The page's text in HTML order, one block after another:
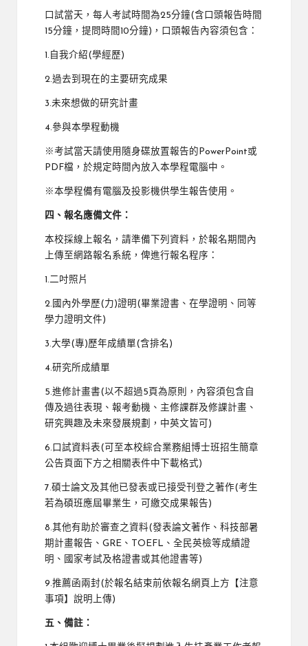
口試當天，每人考試時間為25分鐘(含口頭報告時間
15分鐘，提問時間10分鐘)，口頭報告內容須包含：
1.自我介紹(學經歷)
2.過去到現在的主要研究成果
3.未來想做的研究計畫
4.參與本學程動機
※考試當天請使用隨身碟放置報告的PowerPoint或
PDF檔，於規定時間內放入本學程電腦中。
※本學程備有電腦及投影機供學生報告使用。
四、報名應備文件：
本校採線上報名，請準備下列資料，於報名期間內
上傳至網路報名系統，俾進行報名程序：
1.二吋照片
2.國內外學歷(力)證明(畢業證書、在學證明、同等
學力證明文件)
3.大學(專)歷年成績單(含排名)
4.研究所成績單
5.進修計畫書(以不超過5頁為原則，內容須包含自
傳及過往表現、報考動機、主修課群及修課計畫、
研究興趣及未來發展規劃，中英文皆可)
6.口試資料表(可至本校綜合業務組博士班招生簡章
公告頁面下方之相關表件中下載格式)
7.碩士論文及其他已發表或已接受刊登之著作(考生
若為碩班應屆畢業生，可繳交成果報告)
8.其他有助於審查之資料(發表論文著作、科技部暑
期計畫報告、GRE、TOEFL、全民英檢等成績證
明、國家考試及格證書或其他證書等)
9.推薦函兩封(於報名結束前依報名網頁上方【注意
事項】說明上傳)
五、備註：